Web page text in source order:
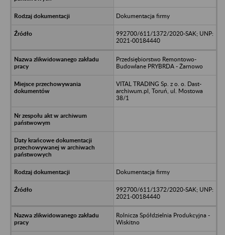
Dokumentacja firmy
992700/611/1372/2020-SAK; UNP:
2021-00184440
Przedsiębiorstwo Remontowo-
Budowlane PRYBRDA - Żarnowo
VITAL TRADING Sp. z o. o. Dast-
archiwum.pl, Toruń, ul. Mostowa
38/1
Dokumentacja firmy
992700/611/1372/2020-SAK; UNP:
2021-00184440
Rolnicza Spółdzielnia Produkcyjna -
Wiskitno